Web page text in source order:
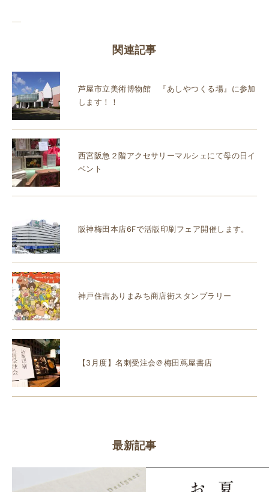
関連記事
芦屋市立美術博物館 『あしやつくる場』に参加
します！！
西宮阪急２階アクセサリーマルシェにて母の日イ
ベント
阪神梅田本店6Fで活版印刷フェア開催します。
神戸住吉ありまみち商店街スタンプラリー
【3月度】名刺受注会＠梅田蔦屋書店
最新記事